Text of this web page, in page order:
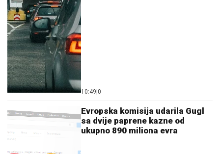
10:49 0
Evropska komisija udarila Gugl
sa dvije paprene kazne od
ukupno 890 miliona evra